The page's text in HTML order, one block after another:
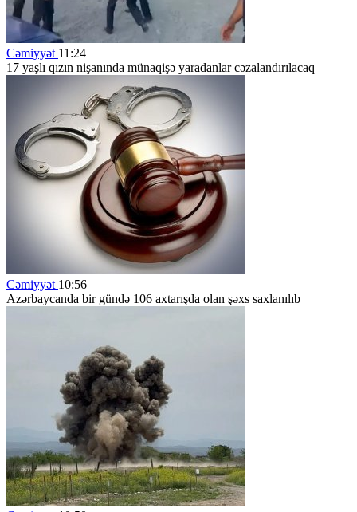
Cəmiyyət 11:24
17 yaşlı qızın nişanında münaqişə yaradanlar cəzalandırılacaq
Cəmiyyət 10:56
Azərbaycanda bir gündə 106 axtarışda olan şəxs saxlanılıb